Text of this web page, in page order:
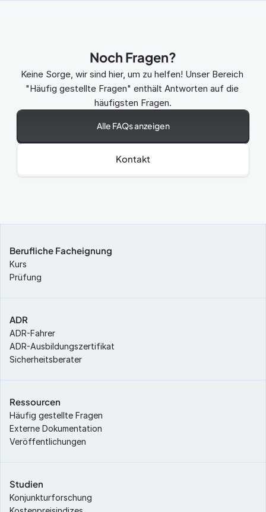
Noch Fragen?
Keine Sorge, wir sind hier, um zu helfen! Unser Bereich
"Häufig gestellte Fragen" enthält Antworten auf die
häufigsten Fragen.
Alle FAQs anzeigen
Kontakt
Berufliche Facheignung
Kurs
Prüfung
ADR
ADR-Fahrer
ADR-Ausbildungszertifikat
Sicherheitsberater
Ressourcen
Häufig gestellte Fragen
Externe Dokumentation
Veröffentlichungen
Studien
Konjunkturforschung